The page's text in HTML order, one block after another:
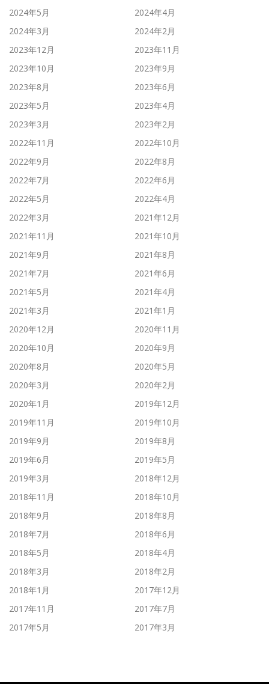
2024年5月
2024年4月
2024年3月
2024年2月
2023年12月
2023年11月
2023年10月
2023年9月
2023年8月
2023年6月
2023年5月
2023年4月
2023年3月
2023年2月
2022年11月
2022年10月
2022年9月
2022年8月
2022年7月
2022年6月
2022年5月
2022年4月
2022年3月
2021年12月
2021年11月
2021年10月
2021年9月
2021年8月
2021年7月
2021年6月
2021年5月
2021年4月
2021年3月
2021年1月
2020年12月
2020年11月
2020年10月
2020年9月
2020年8月
2020年5月
2020年3月
2020年2月
2020年1月
2019年12月
2019年11月
2019年10月
2019年9月
2019年8月
2019年6月
2019年5月
2019年3月
2018年12月
2018年11月
2018年10月
2018年9月
2018年8月
2018年7月
2018年6月
2018年5月
2018年4月
2018年3月
2018年2月
2018年1月
2017年12月
2017年11月
2017年7月
2017年5月
2017年3月